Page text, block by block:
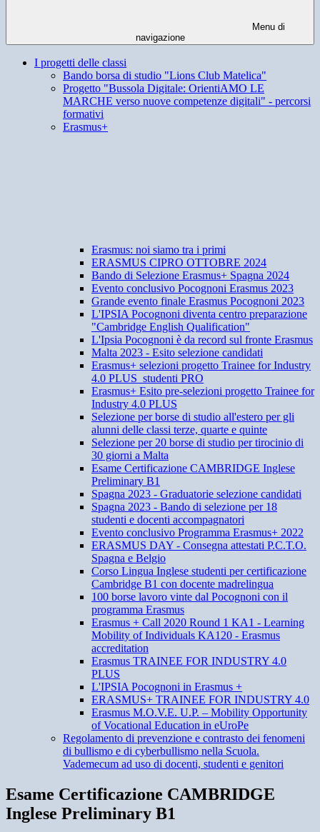
Menu di
navigazione
I progetti delle classi
Bando borsa di studio "Lions Club Matelica"
Progetto "Bussola Digitale: OrientiAMO LE
MARCHE verso nuove competenze digitali" - percorsi
formativi
Erasmus+
Erasmus: noi siamo tra i primi
ERASMUS CIPRO OTTOBRE 2024
Bando di Selezione Erasmus+ Spagna 2024
Evento conclusivo Pocognoni Erasmus 2023
Grande evento finale Erasmus Pocognoni 2023
L'IPSIA Pocognoni diventa centro preparazione
"Cambridge English Qualification"
L'Ipsia Pocognoni è da record sul fronte Erasmus
Malta 2023 - Esito selezione candidati
Erasmus+ selezioni progetto Trainee for Industry
4.0 PLUS_studenti PRO
Erasmus+ Esito pre-selezioni progetto Trainee for
Industry 4.0 PLUS
Selezione per borse di studio all'estero per gli
alunni delle classi terze, quarte e quinte
Selezione per 20 borse di studio per tirocinio di
30 giorni a Malta
Esame Certificazione CAMBRIDGE Inglese
Preliminary B1
Spagna 2023 - Graduatorie selezione candidati
Spagna 2023 - Bando di selezione per 18
studenti e docenti accompagnatori
Evento conclusivo Programma Erasmus+ 2022
ERASMUS DAY - Consegna attestati P.C.T.O.
Spagna e Belgio
Corso Lingua Inglese studenti per certificazione
Cambridge B1 con docente madrelingua
100 borse lavoro vinte dal Pocognoni con il
programma Erasmus
Erasmus + Call 2020 Round 1 KA1 - Learning
Mobility of Individuals KA120 - Erasmus
accreditation
Erasmus TRAINEE FOR INDUSTRY 4.0
PLUS
L'IPSIA Pocognoni in Erasmus +
ERASMUS+ TRAINEE FOR INDUSTRY 4.0
Erasmus M.O.V.E. U.P. – Mobility Opportunity
of Vocational Education in eUroPe
Regolamento di prevenzione e contrasto dei fenomeni
di bullismo e di cyberbullismo nella Scuola.
Vademecum ad uso di docenti, studenti e genitori
Esame Certificazione CAMBRIDGE
Inglese Preliminary B1